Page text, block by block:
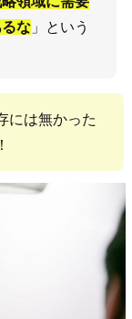
な」という
には無かった